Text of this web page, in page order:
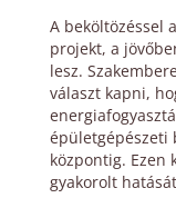
A beköltözéssel
projekt, a
lesz.
választ kapni,
épületgépészeti
központig. Ezen
gyakorolt